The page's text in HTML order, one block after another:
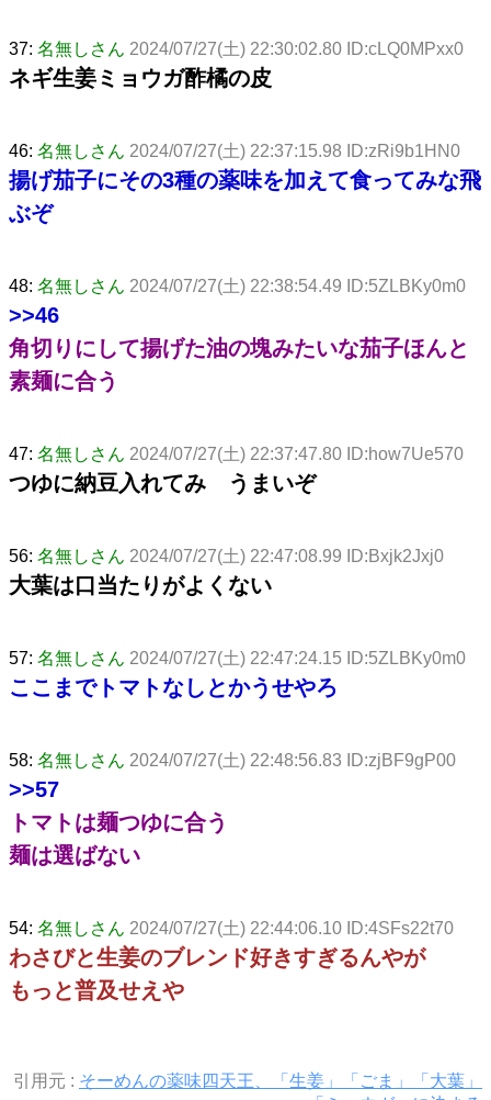
37: 名無しさん 2024/07/27(土) 22:30:02.80 ID:cLQ0MPxx0
ネギ生姜ミョウガ酢橘の皮
46: 名無しさん 2024/07/27(土) 22:37:15.98 ID:zRi9b1HN0
揚げ茄子にその3種の薬味を加えて食ってみな飛
ぶぞ
48: 名無しさん 2024/07/27(土) 22:38:54.49 ID:5ZLBKy0m0
>>46
角切りにして揚げた油の塊みたいな茄子ほんと
素麺に合う
47: 名無しさん 2024/07/27(土) 22:37:47.80 ID:how7Ue570
つゆに納豆入れてみ うまいぞ
56: 名無しさん 2024/07/27(土) 22:47:08.99 ID:Bxjk2Jxj0
大葉は口当たりがよくない
57: 名無しさん 2024/07/27(土) 22:47:24.15 ID:5ZLBKy0m0
ここまでトマトなしとかうせやろ
58: 名無しさん 2024/07/27(土) 22:48:56.83 ID:zjBF9gP00
>>57
トマトは麺つゆに合う
麺は選ばない
54: 名無しさん 2024/07/27(土) 22:44:06.10 ID:4SFs22t70
わさびと生姜のブレンド好きすぎるんやが
もっと普及せえや
引用元 : そーめんの薬味四天王、「生姜」「ごま」「大葉」